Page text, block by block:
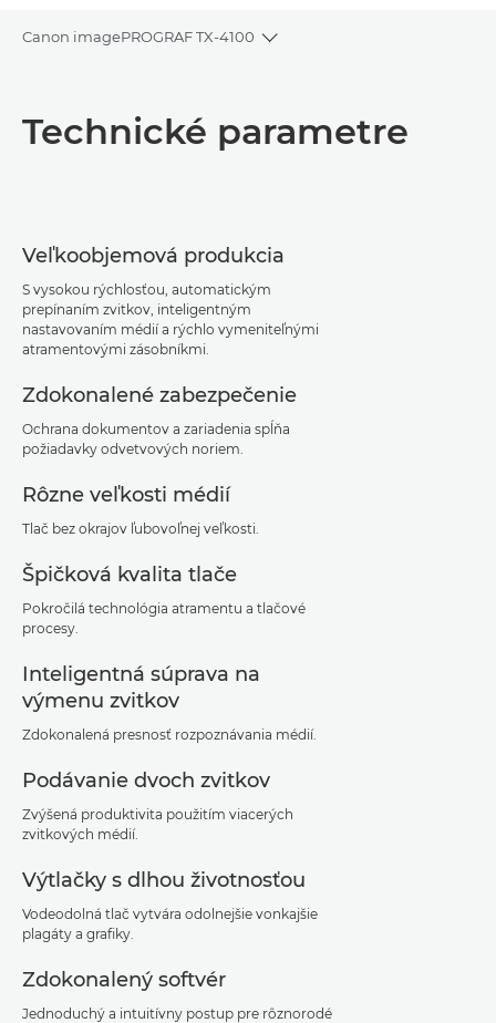
Canon imagePROGRAF TX-4100
Toggle breadcrumbs
Technické parametre
Stiahnuť súbor PDF
Technické parametre
Veľkoobjemová produkcia
S vysokou rýchlosťou, automatickým
prepínaním zvitkov, inteligentným
nastavovaním médií a rýchlo vymeniteľnými
atramentovými zásobníkmi.
Zdokonalené zabezpečenie
Ochrana dokumentov a zariadenia spĺňa
požiadavky odvetvových noriem.
Rôzne veľkosti médií
Tlač bez okrajov ľubovoľnej veľkosti.
Špičková kvalita tlače
Pokročilá technológia atramentu a tlačové
procesy.
Inteligentná súprava na
výmenu zvitkov
Zdokonalená presnosť rozpoznávania médií.
Podávanie dvoch zvitkov
Zvýšená produktivita použitím viacerých
zvitkových médií.
Výtlačky s dlhou životnosťou
Vodeodolná tlač vytvára odolnejšie vonkajšie
plagáty a grafiky.
Zdokonalený softvér
Jednoduchý a intuitívny postup pre rôznorodé